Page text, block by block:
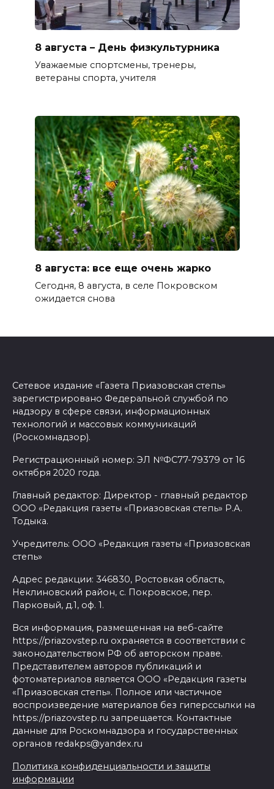
8 августа – День физкультурника
Уважаемые спортсмены, тренеры,
ветераны спорта, учителя
8 августа: все еще очень жарко
Сегодня, 8 августа, в селе Покровском
ожидается снова
Сетевое издание «Газета Приазовская степь»
зарегистрировано Федеральной службой по
надзору в сфере связи, информационных
технологий и массовых коммуникаций
(Роскомнадзор).
Регистрационный номер: ЭЛ №ФС77-79379 от 16
октября 2020 года.
Главный редактор: Директор - главный редактор
ООО «Редакция газеты «Приазовская степь» Р.А.
Тодыка.
Учредитель: ООО «Редакция газеты «Приазовская
степь»
Адрес редакции: 346830, Ростовкая область,
Неклиновский район, с. Покровское, пер.
Парковый, д.1, оф. 1.
Вся информация, размещенная на веб-сайте
https://priazovstep.ru охраняется в соответствии с
законодательством РФ об авторском праве.
Представителем авторов публикаций и
фотоматериалов является ООО «Редакция газеты
«Приазовская степь». Полное или частичное
воспроизведение материалов без гиперссылки на
https://priazovstep.ru запрещается. Контактные
данные для Роскомнадзора и государственных
органов redakps@yandex.ru
Политика конфиденциальности и защиты
информации